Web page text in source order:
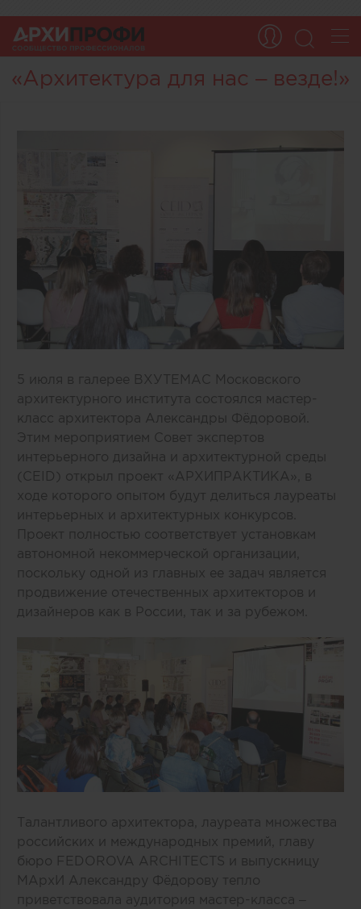
«Архитектура для нас – везде!»
5 июля в галерее ВХУТЕМАС Московского
архитектурного института состоялся мастер-
класс архитектора Александры Фёдоровой.
Этим мероприятием Совет экспертов
интерьерного дизайна и архитектурной среды
(CEID) открыл проект «АРХИПРАКТИКА», в
ходе которого опытом будут делиться лауреаты
интерьерных и архитектурных конкурсов.
Проект полностью соответствует установкам
автономной некоммерческой организации,
поскольку одной из главных ее задач является
продвижение отечественных архитекторов и
дизайнеров как в России, так и за рубежом.
Талантливого архитектора, лауреата множества
российских и международных премий, главу
бюро FEDOROVA ARCHITECTS и выпускницу
МАрхИ Александру Фёдорову тепло
приветствовала аудитория мастер-класса –